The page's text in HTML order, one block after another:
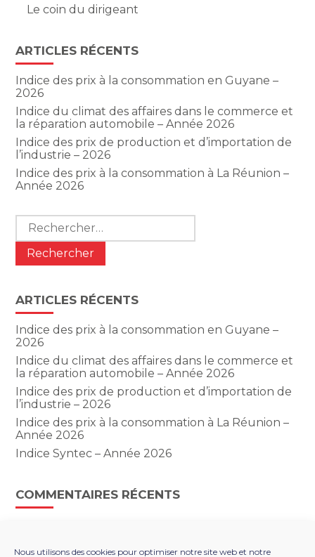
Nous utilisons des cookies pour optimiser notre site web et notre
Le coin du dirigeant
ARTICLES RÉCENTS
Indice des prix à la consommation en Guyane –
2026
Indice du climat des affaires dans le commerce et
la réparation automobile – Année 2026
Indice des prix de production et d’importation de
l’industrie – 2026
Indice des prix à la consommation à La Réunion –
Année 2026
Rechercher :
ARTICLES RÉCENTS
Indice des prix à la consommation en Guyane –
2026
Indice du climat des affaires dans le commerce et
la réparation automobile – Année 2026
Indice des prix de production et d’importation de
l’industrie – 2026
Indice des prix à la consommation à La Réunion –
Année 2026
Indice Syntec – Année 2026
COMMENTAIRES RÉCENTS